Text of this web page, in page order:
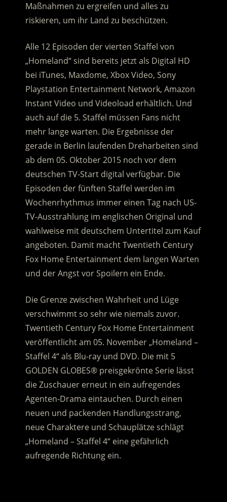
Maßnahmen zu ergreifen und alles zu
riskieren, um ihr Land zu beschützen.
Alle 12 Episoden der vierten Staffel von
„Homeland“ sind bereits jetzt als Digital HD
bei iTunes, Maxdome, Xbox Video, Sony
Playstation Entertainment Network, Amazon
Instant Video und Videoload erhältlich. Und
auch auf die 5. Staffel müssen Fans nicht
mehr lange warten. Die Ergebnisse der
gerade in Berlin laufenden Dreharbeiten sind
ab dem 05. Oktober 2015 noch vor dem
deutschen TV-Start digital verfügbar. Die
Episoden der fünften Staffel werden im
Wochenrhythmus immer einen Tag nach US-
TV-Ausstrahlung im englischen Original und
wahlweise mit deutschem Untertitel zum Kauf
angeboten. Damit macht Twentieth Century
Fox Home Entertainment dem langen Warten
und der Angst vor Spoilern ein Ende.
Die Grenze zwischen Wahrheit und Lüge
verschwimmt so sehr wie niemals zuvor.
Twentieth Century Fox Home Entertainment
veröffentlicht am 05. November „Homeland –
Staffel 4“ als Blu-ray und DVD. Die mit 5
GOLDEN GLOBES® preisgekrönte Serie lässt
die Zuschauer erneut in ein aufregendes
Agenten-Drama eintauchen. Durch einen
neuen und packenden Handlungsstrang,
neue Charaktere und Schauplätze schlägt
„Homeland – Staffel 4“ eine gefährlich
aufregende Richtung ein.